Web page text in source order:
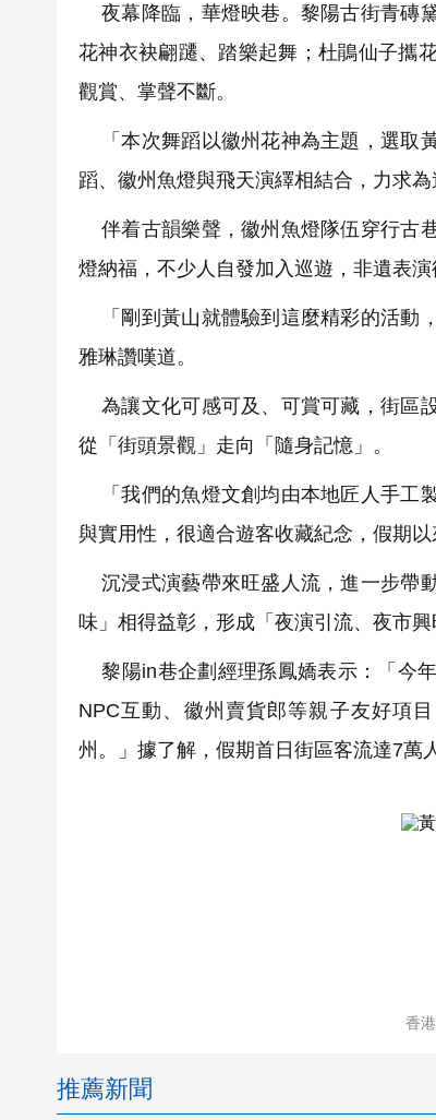
夜幕降臨，華燈映巷。黎陽古街青磚
花神衣袂翩躚、踏樂起舞；杜鵑仙子攜
觀賞、掌聲不斷。
「本次舞蹈以徽州花神為主題，選取
蹈、徽州魚燈與飛天演繹相結合，力求
伴着古韻樂聲，徽州魚燈隊伍穿行古
燈納福，不少人自發加入巡遊，非遺表
「剛到黃山就體驗到這麼精彩的活動
雅琳讚嘆道。
為讓文化可感可及、可賞可藏，街區
從「街頭景觀」走向「隨身記憶」。
「我們的魚燈文創均由本地匠人手工
與實用性，很適合遊客收藏紀念，假期
沉浸式演藝帶來旺盛人流，進一步帶
味」相得益彰，形成「夜演引流、夜市興
黎陽in巷企劃經理孫鳳嬌表示：「今
NPC互動、徽州賣貨郎等親子友好項
州。」據了解，假期首日街區客流達7萬
香
推薦新聞